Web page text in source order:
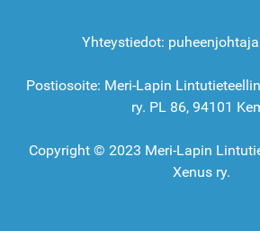
Yhteystiedot:
Postiosoite: Meri-Lapin
ry. PL 86, 94101
Copyright © 2023 Meri-Lapin
Xenus ry.